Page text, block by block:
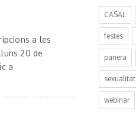
a les
20 de
a
CASAL
festes
panera
sexualitat
webinar